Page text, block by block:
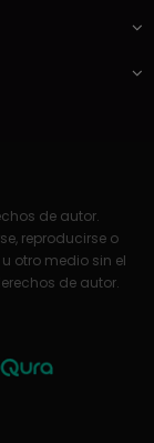
de autor.
reproducirse o
otro medio sin el
de autor.